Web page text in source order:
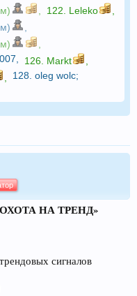
122. Leleko
126. Markt
128. oleg wolc;
НА ТРЕНД»
сигналов